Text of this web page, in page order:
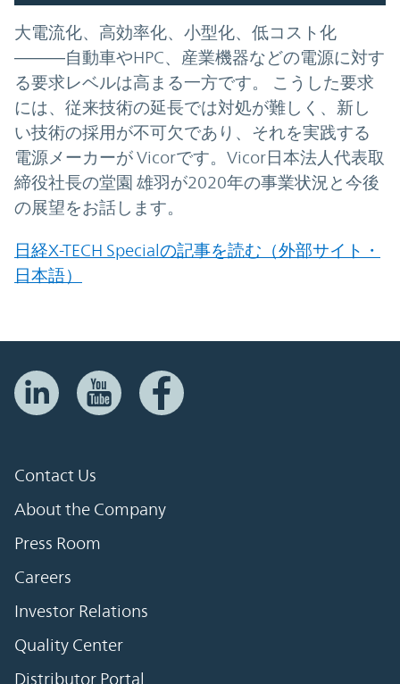
大電流化、高効率化、小型化、低コスト化
―――自動車やHPC、産業機器などの電源に対す
る要求レベルは高まる一方です。 こうした要求
には、従来技術の延長では対処が難しく、新し
い技術の採用が不可欠であり、それを実践する
電源メーカーが Vicorです。Vicor日本法人代表取
締役社長の堂園 雄羽が2020年の事業状況と今後
の展望をお話します。
日経X-TECH Specialの記事を読む（外部サイト・
日本語）
Contact Us
About the Company
Press Room
Careers
Investor Relations
Quality Center
Distributor Portal